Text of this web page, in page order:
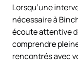
Lorsqu’une
nécessaire à
écoute attentive
comprendre
rencontrés avec